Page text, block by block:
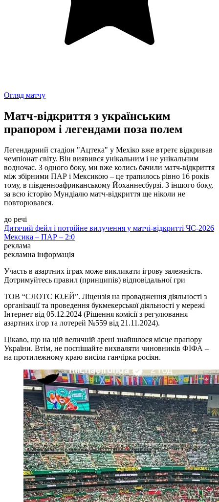
Огляд матчу
Матч-відкриття з українським
прапором і легендами поза полем
Легендарний стадіон "Ацтека" у Мехіко вже втретє відкривав
чемпіонат світу. Він виявився унікальним і не унікальним
водночас. З одного боку, ми вже колись бачили матч-відкриття
між збірними ПАР і Мексикою – це трапилось рівно 16 років
тому, в південноафриканському Йоханнесбурзі. З іншого боку,
за всю історію Мундіалю матч-відкриття ще ніколи не
повторювався.
до речі
Дитячий фейл і потрійне вилучення у матчі-відкритті ЧС-2026
Мексика – ПАР – 2:0
реклама
рекламна інформація
Участь в азартних іграх може викликати ігрову залежність.
Дотримуйтесь правил (принципів) відповідальної гри
ТОВ “СЛОТС Ю.ЕЙ”. Ліцензія на провадження діяльності з
організації та проведення букмекерської діяльності у мережі
Інтернет від 05.12.2024 (Рішення комісії з регулювання
азартних ігор та лотерей №559 від 21.11.2024).
Цікаво, що на цій величній арені знайшлося місце прапору
України. Втім, не поспішайте вихваляти чиновників ФІФА –
на протилежному краю висіла ганчірка росіян.